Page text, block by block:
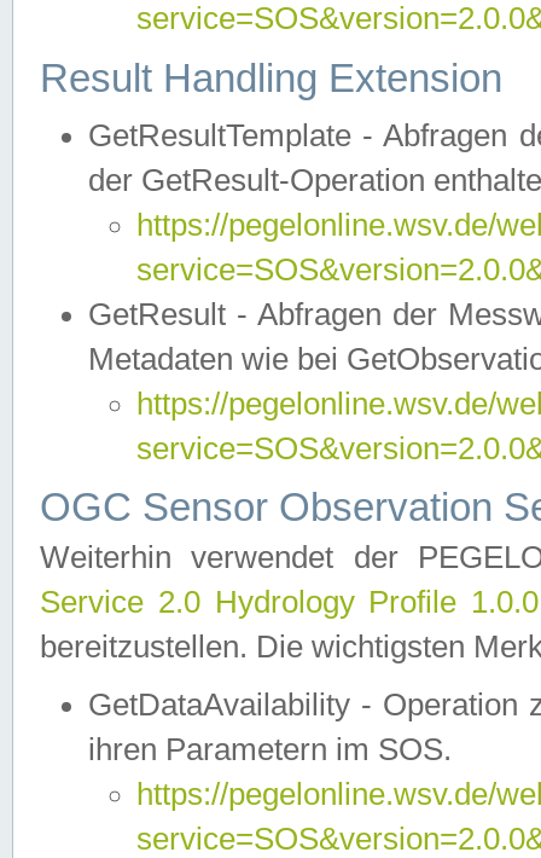
Result Handling Extension
GetResultTemplate - Abfragen
der GetResult-Operation
https://pegelonline.wsv.de/
GetResult - Abfragen der
Metadaten wie bei
https://pegelonline.wsv.de/
OGC Sensor Observation
Weiterhin verwendet der
Service 2.0 Hydrology Profile
bereitzustellen. Die wichtigsten
GetDataAvailability - Operation
ihren Parametern im SOS.
https://pegelonline.wsv.de/